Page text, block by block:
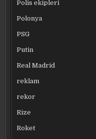
Polis ekipleri
Polonya
PSG
Putin
Real Madrid
reklam
rekor
Rize
Roket